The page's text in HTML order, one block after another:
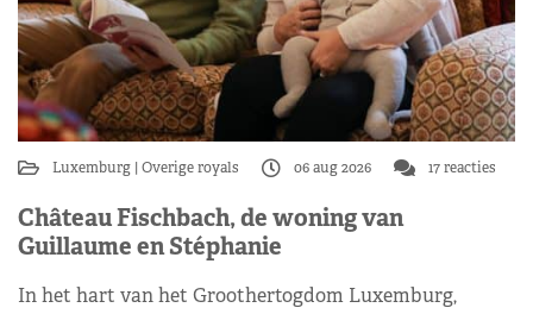
Luxemburg Overige royals 06 aug 2026 17 reacties
Château Fischbach, de woning van
Guillaume en Stéphanie
In het hart van het Groothertogdom Luxemburg,